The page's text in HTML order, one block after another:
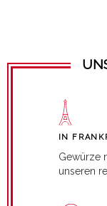
IN
Gewürze
unseren